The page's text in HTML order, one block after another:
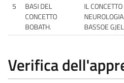
5
BASI DEL
CONCETTO
BOBATH.
IL
BASSOE
Verifica